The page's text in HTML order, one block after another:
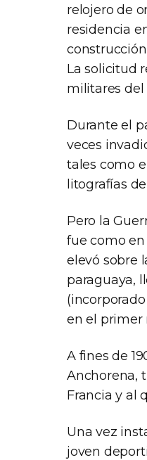
relojero de
residencia
La solicitud
militares del
Durante el
veces
tales como
litografías
Pero la
fue como en
elevó sobre
paraguaya,
en el primer
A fines de
Anchorena,
Francia y al
Una vez
joven